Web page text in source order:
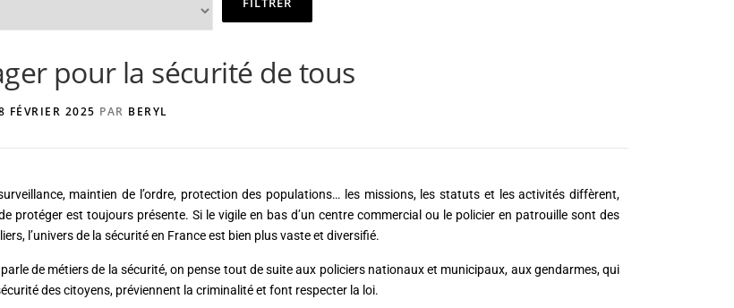
pour la sécurité de tous
FÉVRIER 2025 PAR BERYL
maintien de l’ordre, protection des populations… les missions, les statuts et les activités diffèrent,
protéger est toujours présente. Si le vigile en bas d’un centre commercial ou le policier en patrouille sont des
l’univers de la sécurité en France est bien plus vaste et diversifié.
parle de métiers de la sécurité, on pense tout de suite aux policiers nationaux et municipaux, aux gendarmes, qui
des citoyens, préviennent la criminalité et font respecter la loi.